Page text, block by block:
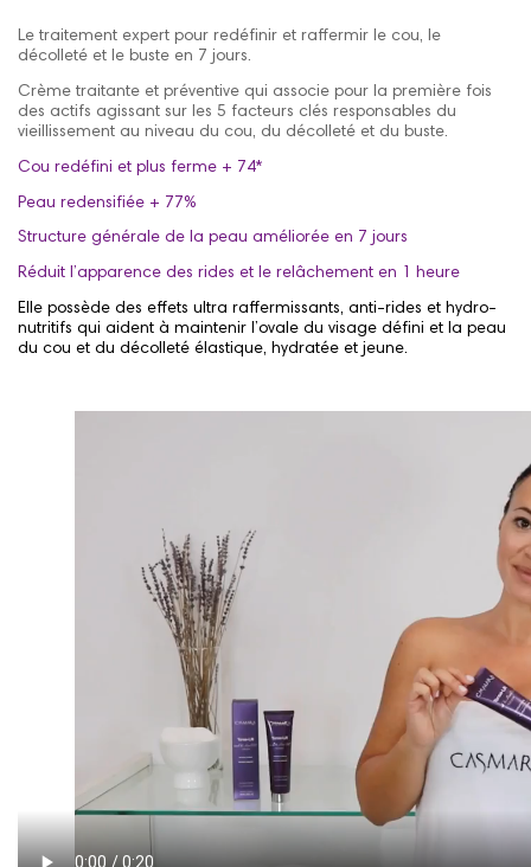
Le traitement expert pour redéfinir et raffermir le cou, le
décolleté et le buste en 7 jours.
Crème traitante et préventive qui associe pour la première fois
des actifs agissant sur les 5 facteurs clés responsables du
vieillissement au niveau du cou, du décolleté et du buste.
Cou redéfini et plus ferme + 74*
Peau redensifiée + 77%
Structure générale de la peau améliorée en 7 jours
Réduit l’apparence des rides et le relâchement en 1 heure
Elle possède des effets ultra raffermissants, anti-rides et hydro-
nutritifs qui aident à maintenir l’ovale du visage défini et la peau
du cou et du décolleté élastique, hydratée et jeune.